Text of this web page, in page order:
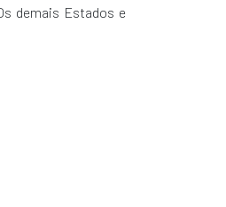
demais Estados e